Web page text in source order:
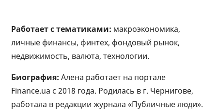
Работает с тематиками: макроэкономика,
личные финансы, финтех, фондовый рынок,
недвижимость, валюта, технологии.
Биография: Алена работает на портале
Finance.ua c 2018 года. Родилась в г. Чернигове,
работала в редакции журнала «Публичные люди».